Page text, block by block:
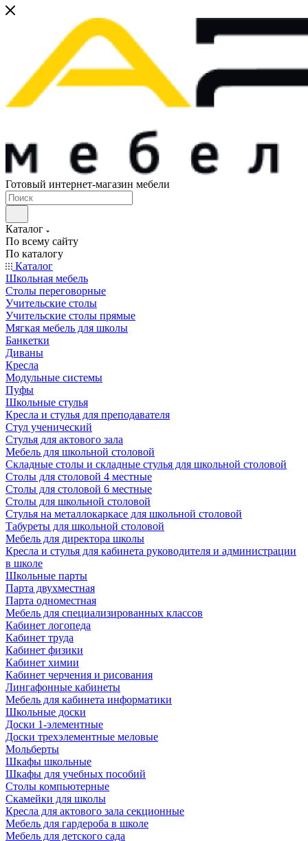
Готовый интернет-магазин мебели
Каталог
По всему сайту
По каталогу
Каталог
Школьная мебель
Столы переговорные
Учительские столы
Учительские столы прямые
Мягкая мебель для школы
Банкетки
Диваны
Кресла
Модульные системы
Пуфы
Школьные стулья
Кресла и стулья для преподавателя
Стул ученический
Стулья для актового зала
Мебель для школьной столовой
Складные столы и складные стулья для школьной столовой
Столы для столовой 4 местные
Столы для столовой 6 местные
Столы для школьной столовой
Стулья на металлокаркасе для школьной столовой
Табуреты для школьной столовой
Мебель для директора школы
Кресла и стулья для кабинета руководителя и администрации
в школе
Школьные парты
Парта двухместная
Парта одноместная
Мебель для специализированных классов
Кабинет логопеда
Кабинет труда
Кабинет физики
Кабинет химии
Кабинет черчения и рисования
Лингафонные кабинеты
Мебель для кабинета информатики
Школьные доски
Доски 1-элементные
Доски трехэлементные меловые
Мольберты
Шкафы школьные
Шкафы для учебных пособий
Столы компьютерные
Скамейки для школы
Кресла для актового зала секционные
Мебель для гардероба в школе
Мебель для детского сада